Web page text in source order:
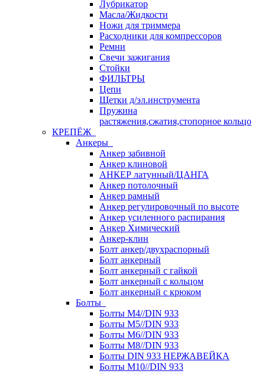
Лубрикатор
Масла/Жидкости
Ножи для триммера
Расходники для компрессоров
Ремни
Свечи зажигания
Стойки
ФИЛЬТРЫ
Цепи
Щетки д/эл.инструмента
Пружина
растяжения,сжатия,стопорное кольцо
КРЕПЁЖ
Анкеры
Анкер забивной
Анкер клиновой
АНКЕР латунный/ЦАНГА
Анкер потолочный
Анкер рамный
Анкер регулировочный по высоте
Анкер усиленного распирания
Анкер Химический
Анкер-клин
Болт анкер/двухраспорный
Болт анкерный
Болт анкерный с гайкой
Болт анкерный с кольцом
Болт анкерный с крюком
Болты
Болты М4//DIN 933
Болты М5//DIN 933
Болты М6//DIN 933
Болты М8//DIN 933
Болты DIN 933 НЕРЖАВЕЙКА
Болты М10//DIN 933